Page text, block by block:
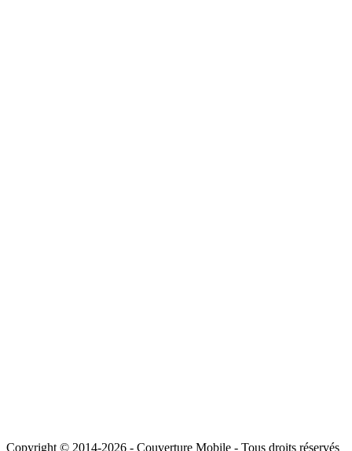
Copyright © 2014-2026 - Couverture Mobile - Tous droits réservés